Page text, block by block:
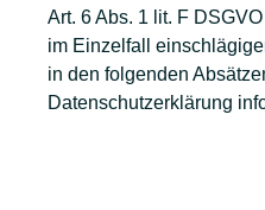
Art. 6 Abs. 1 lit. F
im Einzelfall
in den folgenden
Datenschutzerklärung